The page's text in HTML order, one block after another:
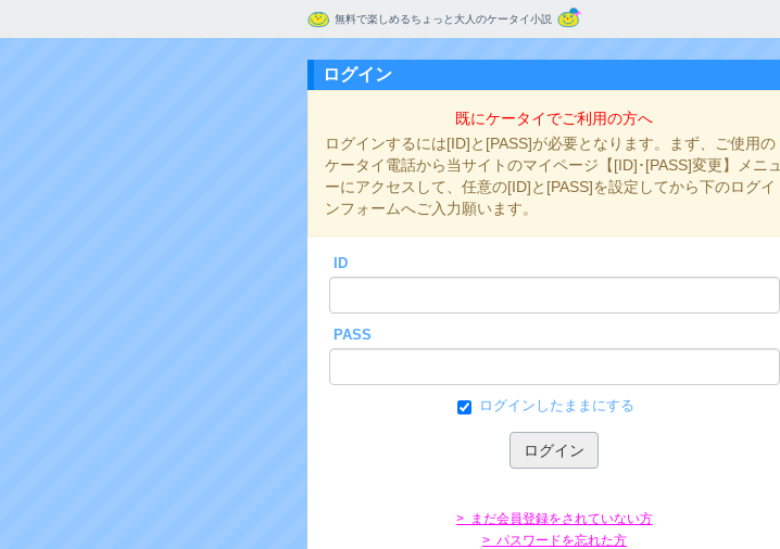
無料で楽しめるちょっと大人のケータイ小説
ログイン
既にケータイでご利用の方へ
ログインするには[ID]と[PASS]が必要となります。まず、ご使用の
ケータイ電話から当サイトのマイページ【[ID]･[PASS]変更】メニュ
ーにアクセスして、任意の[ID]と[PASS]を設定してから下のログイ
ンフォームへご入力願います。
ID
PASS
ログインしたままにする
> まだ会員登録をされていない方
> パスワードを忘れた方